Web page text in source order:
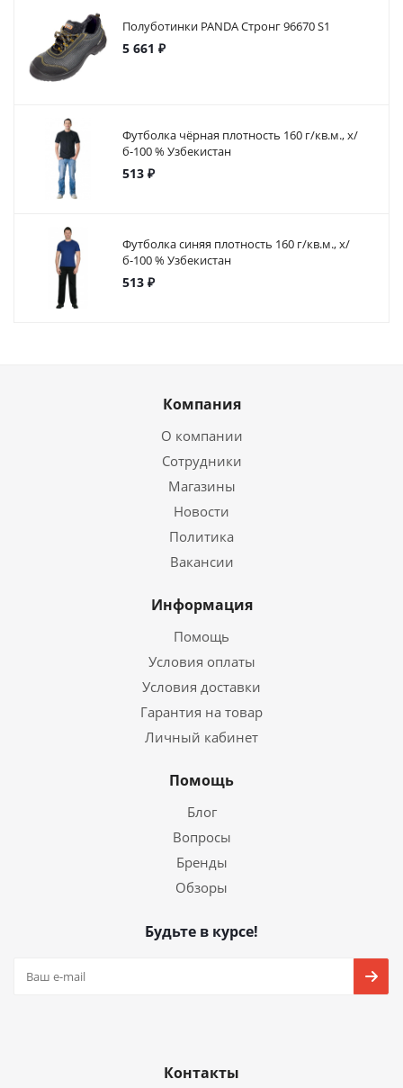
Полуботинки PANDA Стронг 96670 S1
5 661 ₽
Футболка чёрная плотность 160 г/кв.м., х/
б-100 % Узбекистан
513 ₽
Футболка синяя плотность 160 г/кв.м., х/
б-100 % Узбекистан
513 ₽
Компания
О компании
Сотрудники
Магазины
Новости
Политика
Вакансии
Информация
Помощь
Условия оплаты
Условия доставки
Гарантия на товар
Личный кабинет
Помощь
Блог
Вопросы
Бренды
Обзоры
Будьте в курсе!
Контакты